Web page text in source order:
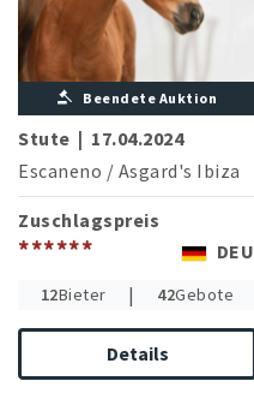
Beendete Auktion
Stute | 17.04.2024
Escaneno / Asgard's Ibiza
Zuschlagspreis
****** DEU
12Bieter | 42Gebote
Details
Mutterstamm des Grand Prix